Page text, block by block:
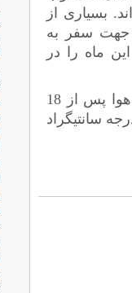
بسیاری از
جهت سفر به
ماه را در
در اطلاعیه معاونت هواشناسی بر نامساعد تر شدن وضیعت آب و هوا پس از 18
بادهای شدید تاکید و میانگین دما درتفلیس بین 3 تا 8 درجه سانتیگراد